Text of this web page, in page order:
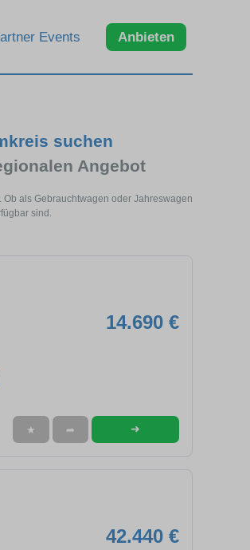
Events Anbieten
suchen
Angebot
als Gebrauchtwagen oder Jahreswagen
sind.
14.690 €
★ ➦ ➜
42.440 €